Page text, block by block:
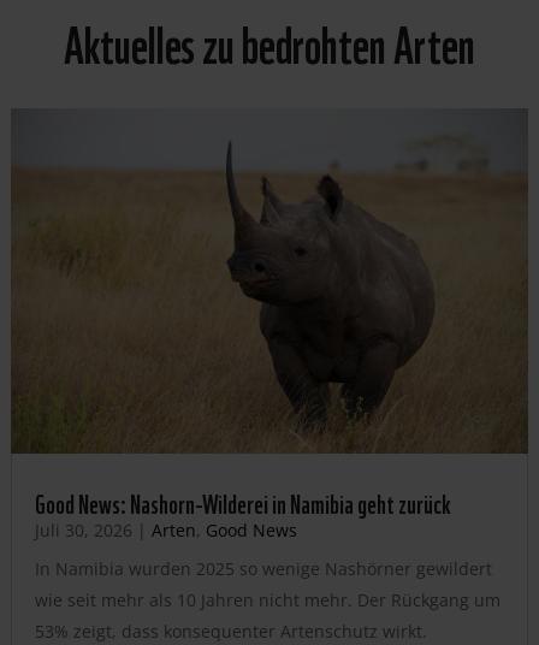
Aktuelles zu bedrohten Arten
Good News: Nashorn-Wilderei in Namibia geht zurück
Juli 30, 2026 | Arten, Good News
In Namibia wurden 2025 so wenige Nashörner gewildert
wie seit mehr als 10 Jahren nicht mehr. Der Rückgang um
53% zeigt, dass konsequenter Artenschutz wirkt.